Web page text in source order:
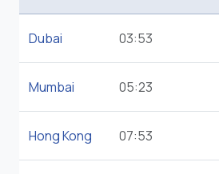
Dubai 03:53
Mumbai 05:23
Hong Kong 07:53